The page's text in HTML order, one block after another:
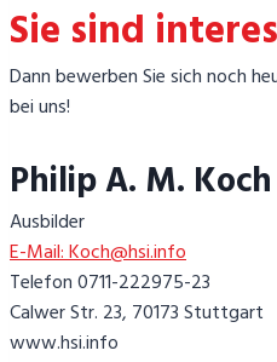
Sie sind
Dann bewerben Sie sich noch
bei uns!
Philip A. M. Koch
Ausbilder
E-Mail: Koch@hsi.info
Telefon 0711-222975-23
Calwer Str. 23, 70173 Stuttgart
www.hsi.info